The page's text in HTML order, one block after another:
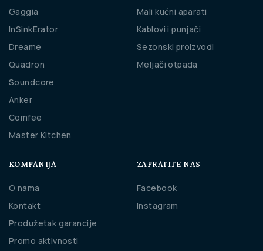
Gaggia
InSinkErator
Dreame
Quadron
Soundcore
Anker
Comfee
Master Kitchen
Mali kućni aparati
Kablovi i punjači
Sezonski proizvodi
Meljači otpada
KOMPANIJA
O nama
Kontakt
Produžetak garancije
Promo aktivnosti
ZAPRATITE NAS
Facebook
Instagram